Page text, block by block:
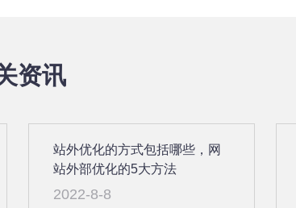
资讯
站外优化的方式包括哪些，网
站外部优化的5大方法
2022-8-8